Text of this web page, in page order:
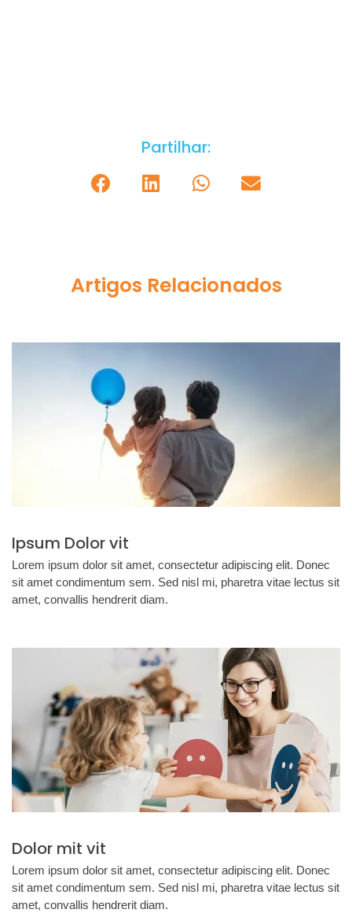
Partilhar:
Artigos Relacionados
Ipsum Dolor vit
Lorem ipsum dolor sit amet, consectetur adipiscing elit. Donec
sit amet condimentum sem. Sed nisl mi, pharetra vitae lectus sit
amet, convallis hendrerit diam.
Dolor mit vit
Lorem ipsum dolor sit amet, consectetur adipiscing elit. Donec
sit amet condimentum sem. Sed nisl mi, pharetra vitae lectus sit
amet, convallis hendrerit diam.